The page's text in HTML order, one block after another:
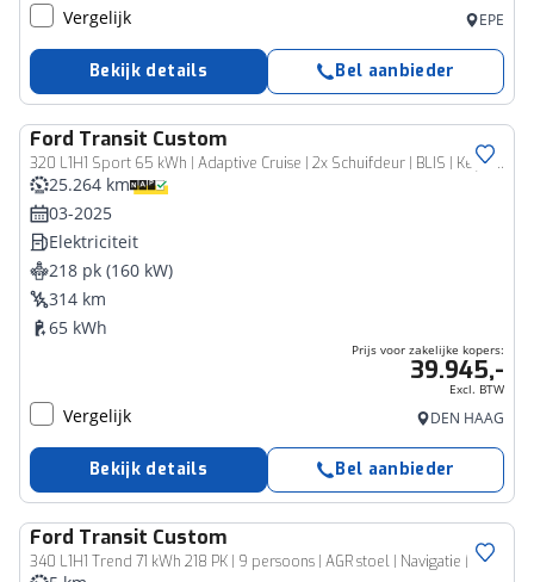
Vergelijk EPE
Bekijk details Bel aanbieder
Ford Transit Custom
320 L1H1 Sport 65 kWh | Adaptive Cruise | 2x Schuifdeur | BLIS | Keyless | Stoel+Stoel | Stoel verwarming | Navi | Car Play
Bedrijfswagen
25.264 km
03-2025
Elektriciteit
218 pk (160 kW)
314 km
65 kWh
Prijs voor zakelijke kopers:
39.945,-
Excl. BTW
Vergelijk DEN HAAG
Bekijk details Bel aanbieder
Ford Transit Custom
340 L1H1 Trend 71 kWh 218 PK | 9 persoons | AGR stoel | Navigatie |
Zakelijk voertuig